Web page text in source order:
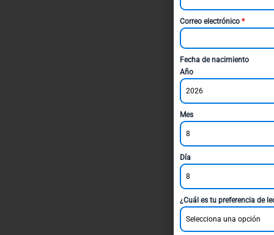
Correo electrónico *
Fecha de nacimiento
Año
2026
Mes
8
Día
8
¿Cuál es tu preferencia de
Selecciona una opción